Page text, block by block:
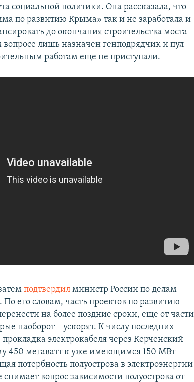
социальной политики. Она рассказала, что
по развитию Крыма» так и не заработала и
до окончания строительства моста
лишь назначен генподрядчик и пул
работам еще не приступали.
подтвердилминистр России по делам
. По его словам, часть проектов по развитию
на более поздние сроки, еще от части
наоборот – ускорят. К числу последних
электрокабеля через Керченский
450 мегаватт к уже имеющимся 150 МВт
потербность полуострова в электроэнергии
вопрос зависимости полуострова от